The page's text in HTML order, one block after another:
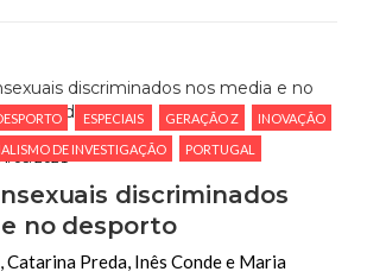
ESPECIAIS GERAÇÃO Z
INOVAÇÃO
DE INVESTIGAÇÃO
PORTUGAL
06/2021
discriminados
no desporto
Catarina Preda, Inês Conde e Maria